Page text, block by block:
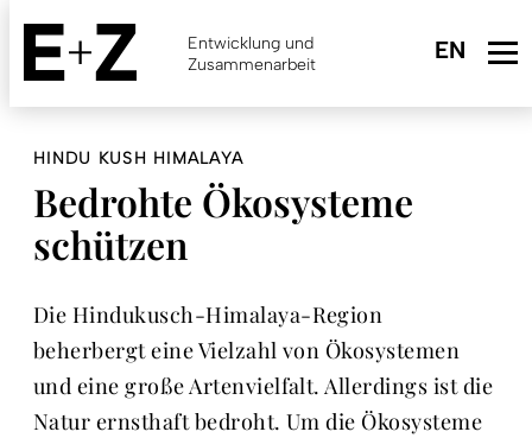
Skip
main
content
Entwicklung und
Zusammenarbeit
HINDU KUSH HIMALAYA
Bedrohte Ökosysteme
schützen
Die Hindukusch-Himalaya-Region
beherbergt eine Vielzahl von Ökosystemen
und eine große Artenvielfalt. Allerdings ist die
Natur ernsthaft bedroht. Um die Ökosysteme